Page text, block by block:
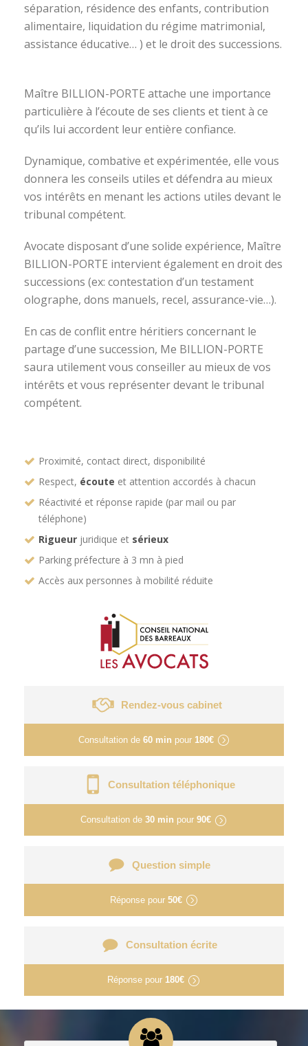
séparation, résidence des enfants, contribution
alimentaire, liquidation du régime matrimonial,
assistance éducative… ) et le droit des successions.
Maître BILLION-PORTE attache une importance
particulière à l’écoute de ses clients et tient à ce
qu’ils lui accordent leur entière confiance.
Dynamique, combative et expérimentée, elle vous
donnera les conseils utiles et défendra au mieux
vos intérêts en menant les actions utiles devant le
tribunal compétent.
Avocate disposant d’une solide expérience, Maître
BILLION-PORTE intervient également en droit des
successions (ex: contestation d’un testament
olographe, dons manuels, recel, assurance-vie…).
En cas de conflit entre héritiers concernant le
partage d’une succession, Me BILLION-PORTE
saura utilement vous conseiller au mieux de vos
intérêts et vous représenter devant le tribunal
compétent.
Proximité, contact direct, disponibilité
Respect, écoute et attention accordés à chacun
Réactivité et réponse rapide (par mail ou par
téléphone)
Rigueur juridique et sérieux
Parking préfecture à 3 mn à pied
Accès aux personnes à mobilité réduite
Rendez-vous cabinet
Consultation de 60 min pour 180€
Consultation téléphonique
Consultation de 30 min pour 90€
Question simple
Réponse pour 50€
Consultation écrite
Réponse pour 180€